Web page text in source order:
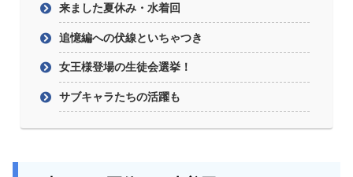
来ました夏休み・水着回
追憶編への伏線といちゃつき
女王様登場の生徒会選挙！
サブキャラたちの活躍も